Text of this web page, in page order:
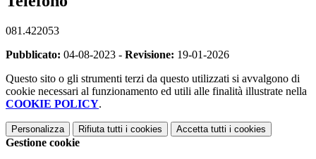
081.422053
Pubblicato: 04-08-2023 - Revisione: 19-01-2026
Questo sito o gli strumenti terzi da questo utilizzati si avvalgono di
cookie necessari al funzionamento ed utili alle finalità illustrate nella
COOKIE POLICY.
Personalizza Rifiuta tutti i cookies Accetta tutti i cookies
Gestione cookie